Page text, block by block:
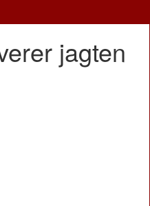
jagten